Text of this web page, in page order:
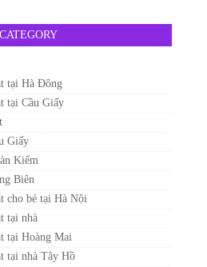
CATEGORY
tại Hà Đông
tại Cầu Giấy
Giấy
Kiếm
Biên
cho bé tại Hà Nội
tại nhà
tại Hoàng Mai
tại nhà Tây Hồ